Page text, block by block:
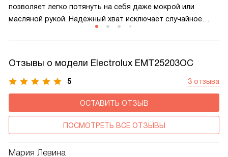
позволяет легко потянуть на себя даже мокрой или
масляной рукой. Надёжный хват исключает случайное
Отзывы о модели Electrolux EMT25203OC
5 3 отзыва
ОСТАВИТЬ ОТЗЫВ
ПОСМОТРЕТЬ ВСЕ ОТЗЫВЫ
Мария Левина